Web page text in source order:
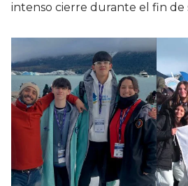
intenso cierre durante el fin de